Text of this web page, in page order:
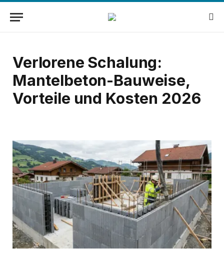
Verlorene Schalung:
Mantelbeton-Bauweise,
Vorteile und Kosten 2026